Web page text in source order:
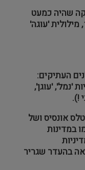
שהיה כמעט
, מילולית 'עוגה'
העתיקים:
'נמל', 'עוגן',
!).
אונסיס ושל
במדינות
בהעדר שגריר